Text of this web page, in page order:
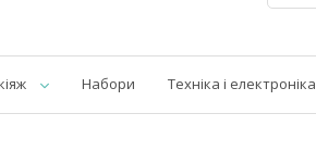
Набори Техніка і електроніка